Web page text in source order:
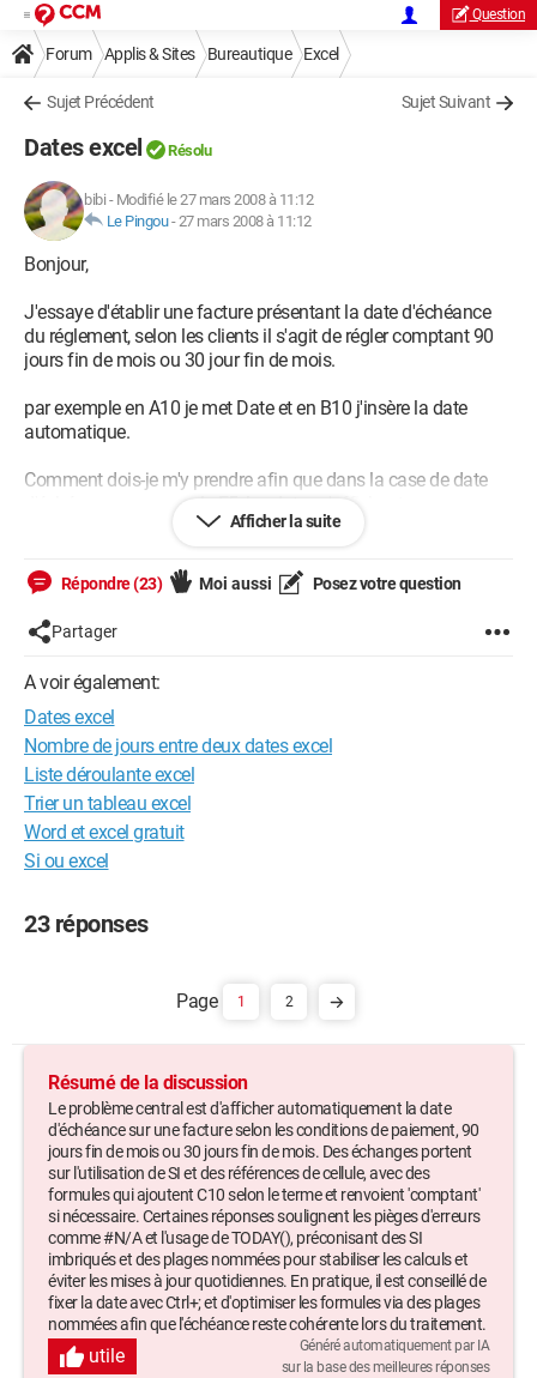
Question
Forum Applis & Sites Bureautique Excel
Sujet Précédent Sujet Suivant
Dates excel Résolu
bibi - Modifié le 27 mars 2008 à 11:12
Le Pingou-27 mars 2008 à 11:12
Bonjour,
J'essaye d'établir une facture présentant la date d'échéance
du réglement, selon les clients il s'agit de régler comptant 90
jours fin de mois ou 30 jour fin de mois.
par exemple en A10 je met Date et en B10 j'insère la date
automatique.
Comment dois-je m'y prendre afin que dans la case de date
d'échéance par exemple E5, les dates s'affichent
automatiquement selon les dates de réglements sinon que
Merci beaucoup
Internet Explorer 6.0
Afficher la suite
Répondre (23) Moi aussi Posez votre question
Partager
A voir également:
Dates excel
Nombre de jours entre deux dates excel
Liste déroulante excel
Trier un tableau excel
Word et excel gratuit
Si ou excel
23 réponses
1 2
Résumé de la discussion
Le problème central est d'afficher automatiquement la date
d'échéance sur une facture selon les conditions de paiement, 90
jours fin de mois ou 30 jours fin de mois. Des échanges portent
sur l'utilisation de SI et des références de cellule, avec des
formules qui ajoutent C10 selon le terme et renvoient 'comptant'
si nécessaire. Certaines réponses soulignent les pièges d'erreurs
comme #N/A et l'usage de TODAY(), préconisant des SI
imbriqués et des plages nommées pour stabiliser les calculs et
éviter les mises à jour quotidiennes. En pratique, il est conseillé de
fixer la date avec Ctrl+; et d'optimiser les formules via des plages
nommées afin que l'échéance reste cohérente lors du traitement.
utile
Généré automatiquement par IA
sur la base des meilleures réponses